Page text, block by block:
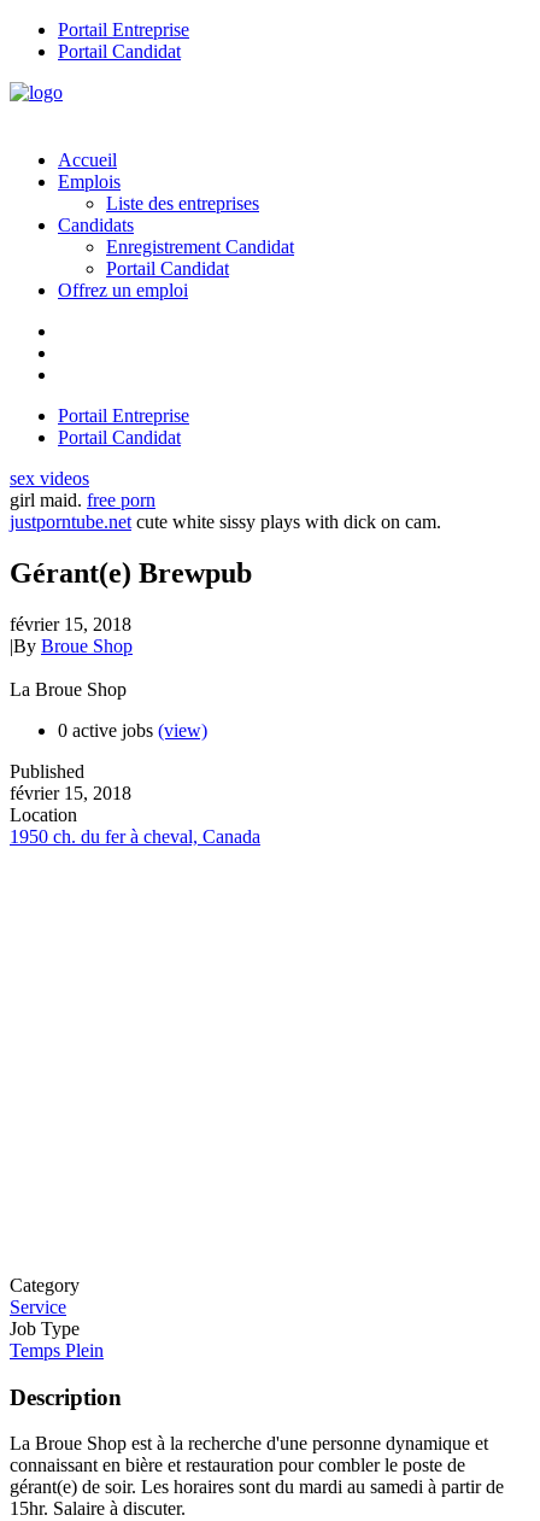
Portail Entreprise
Portail Candidat
Accueil
Emplois
Liste des entreprises
Candidats
Enregistrement Candidat
Portail Candidat
Offrez un emploi
Portail Entreprise
Portail Candidat
sex videos
girl maid. free porn
justporntube.net cute white sissy plays with dick on cam.
Gérant(e) Brewpub
février 15, 2018
|By Broue Shop
La Broue Shop
0 active jobs (view)
Published
février 15, 2018
Location
1950 ch. du fer à cheval, Canada
Category
Service
Job Type
Temps Plein
Description
La Broue Shop est à la recherche d'une personne dynamique et
connaissant en bière et restauration pour combler le poste de
gérant(e) de soir. Les horaires sont du mardi au samedi à partir de
15hr. Salaire à discuter.